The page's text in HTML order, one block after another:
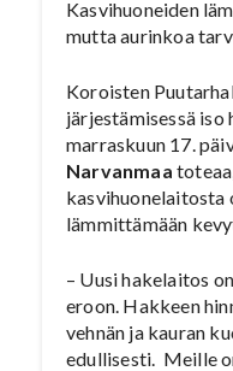
Kasvihuoneiden
mutta aurinkoa
Koroisten
järjestämisessä iso
marraskuun 17.
Narvanmaa
kasvihuonelaitosta
lämmittämään
– Uusi hakelaitos
eroon. Hakkeen
vehnän ja kauran
edullisesti. Meille